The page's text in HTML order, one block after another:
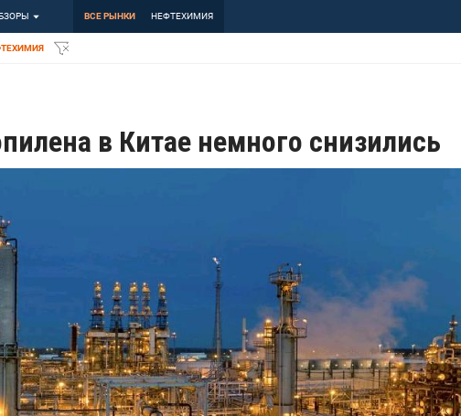
ВСЕ РЫНКИ НЕФТЕХИМИЯ
в Китае немного снизились